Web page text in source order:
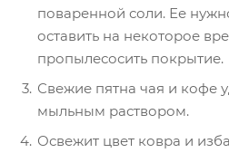
поваренной соли. Ее
оставить на некоторое
пропылесосить покрытие.
Свежие пятна чая и кофе
мыльным раствором.
Освежит цвет ковра и